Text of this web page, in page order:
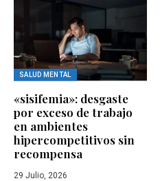
SALUD MENTAL
«sisifemia»: desgaste
por exceso de trabajo
en ambientes
hipercompetitivos sin
recompensa
29 Julio, 2026